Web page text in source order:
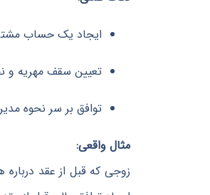
ایجاد یک حساب
تعیین سقف مهریه و
توافق بر سر نحوه
مثال واقعی:
زوجی که قبل از عقد